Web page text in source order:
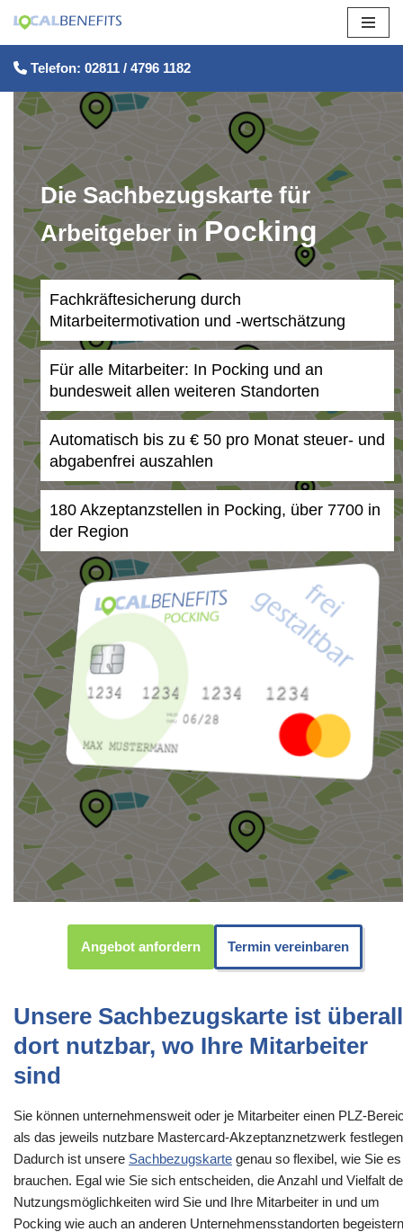
Zum
Inhalt
springen
Telefon: 02811 / 4796 1182
Die Sachbezugskarte für
Arbeitgeber inPocking
Fachkräftesicherung durch
Mitarbeitermotivation und -wertschätzung
Für alle Mitarbeiter: In Pocking und an
bundesweit allen weiteren Standorten
Automatisch bis zu € 50 pro Monat steuer- und
abgabenfrei auszahlen
180 Akzeptanzstellen in Pocking, über 7700 in
der Region
Angebot anfordern Termin vereinbaren
Unsere Sachbezugskarte ist überall
dort nutzbar, wo Ihre Mitarbeiter
sind
Sie können unternehmensweit oder je Mitarbeiter einen PLZ-
als das jeweils nutzbare Mastercard-Akzeptanznetzwerk
Dadurch ist unsere Sachbezugskarte genau so flexibel, wie Sie es
brauchen. Egal wie Sie sich entscheiden, die Anzahl und Vielfalt
Nutzungsmöglichkeiten wird Sie und Ihre Mitarbeiter in und um
Pocking wie auch an anderen Unternehmensstandorten